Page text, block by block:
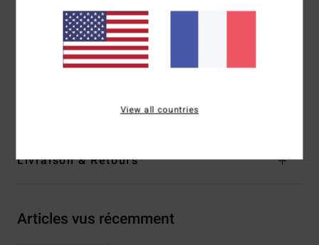
Fermeture :fermeture avec bande élastique
Logo :motif embossé à l'avant
Composition[Matière principale] 65% polyuréthane, 35%
Traçabilité du produit (Loi Agec)
Livraison & Retours
Articles vus récemment
View all countries